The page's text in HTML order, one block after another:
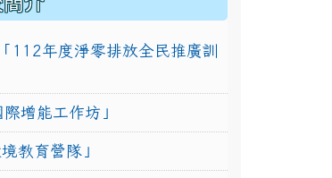
112年度淨零排放全民推廣訓
增能工作坊」
教育營隊」